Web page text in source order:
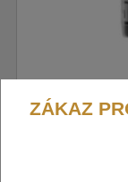
VooPoo
ZÁKAZ